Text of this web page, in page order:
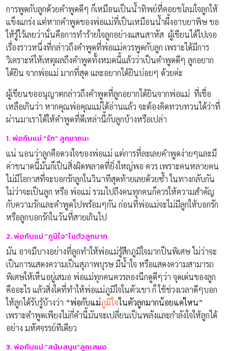
การพูดกับลูกด้วยคำพูดดีๆ ก็เหมือนเป็นน้ำทิพย์ที่คอยชโลมใจลูกให้
แข็งแกร่ง แต่หากคำพูดของพ่อแม่ที่เป็นเหมือนน้ำผึ้งอาบยาพิษ ขอ
ให้รู้ไว้เลยว่านั่นคือการทำร้ายใจลูกอย่างแสนสาหัส ผู้เขียนได้ไปเจอ
เรื่องราวหนึ่งที่กล่าวถึงคำพูดที่พ่อแม่ควรพูดกับลูก เพราะได้มีการ
วิเคราะห์ให้เหตุผลถึงคำพูดทั้งหมดนี้แล้วว่าเป็นคำพูดดีๆ ลูกอยาก
ได้ยิน จากพ่อแม่ มากที่สุด และอยากได้ยินบ่อยๆ ด้วยค่ะ
ผู้เขียนขออนุญาตกล่าวถึงคำพูดที่ลูกอยากได้ยินจากพ่อแม่ ที่เชื่อ
เหลือเกินว่า หากคุณพ่อคุณแม่ได้อ่านแล้ว จะต้องคิดทวบทวนได้ว่าที่
ผ่านมาเราได้ให้คำพูดที่ดีเหล่านี้กับลูกบ้างหรือเปล่า
1. พ่อกับแม่ “รัก” ลูกมากนะ
แน่ นอนว่าลูกคือดวงใจของพ่อแม่ แต่การที่ละเลยคำพูดง่ายๆและมี
ค่าขนาดนี้มันก็เป็นสิ่งผิดพลาดที่ยิ่งใหญ่พอ ควร เพราะคนหลายคน
ไม่มีโอกาสที่จะบอกรักลูกในวินาทีสุดท้ายเลยด้วยซ้ำ ในทางกลับกัน
ไม่ว่าจะเป็นลูก หรือ พ่อแม่ รวมไปถึงคนทุกคนก็ควรให้ความสำคัญ
กับความรักและคำพูดไปพร้อมๆกัน ก่อนที่พ่อแม่จะไม่มีลูกให้บอกรัก
หรือลูกบอกรักในวันที่สายเกินไป
2. พ่อกับแม่ “ภูมิใจ”ในตัวลูกมาก
มัน อาจมีบางอย่างที่ลูกทำให้พ่อแม่รู้สึกภูมิใจมากป็นพิเศษ ไม่ว่าจะ
เป็นการแสดงความเป็นสุภาพบุรษ มีน้ำใจ หรือแสดงความสามารถ
พิเศษให้เห็นอยู่เสมอ พ่อแม่ทุกคนควรลองนึกดูดีๆว่า จุดเด่นของลูก
คืออะไร แล้วสิ่งใดที่ทำให้พ่อแม่ภูมิใจในตัวเขา ก็ ใช้ช่วงเวลาดีๆบอก
ให้ลูกได้รับรู้บ้างว่า “พ่อกับแม่ภูมิใจในตัวลูกมากน้อยแค่ไหน”
เพราะคำพูดเพียงไม่กี่คำนี้มันจะเปลี่ยนเป็นพลังและกำลังใจให้ลูกได้
อย่าง มหัศจรรย์ทีเดียว
3. พ่อกับแม่ “สนับสนุน”ลูกเสมอ